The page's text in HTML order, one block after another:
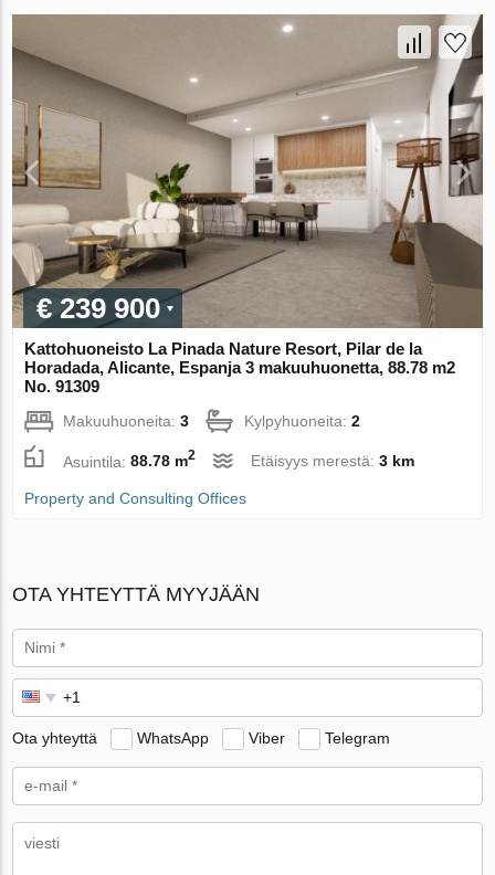
€ 239 900
Kattohuoneisto La Pinada Nature Resort, Pilar de la
Horadada, Alicante, Espanja 3 makuuhuonetta, 88.78 m2
No. 91309
Makuuhuoneita:3 Kylpyhuoneita:2
Asuintila:88.78 m2 Etäisyys merestä:3 km
Property and Consulting Offices
OTA YHTEYTTÄ MYYJÄÄN
Ota yhteyttä WhatsApp Viber Telegram